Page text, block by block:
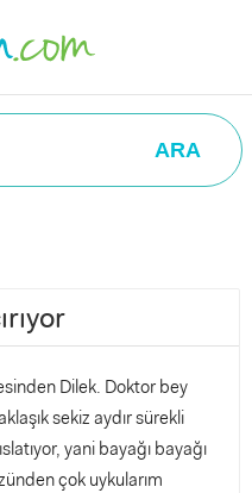
ARA
Dilek. Doktor bey
sekiz aydır sürekli
yani bayağı bayağı
çok uykularım